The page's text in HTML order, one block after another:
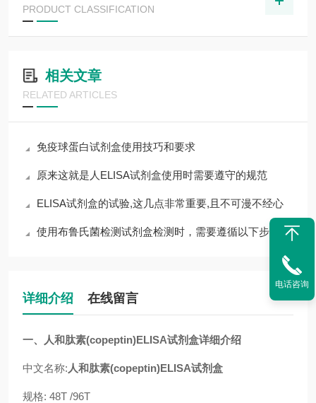
PRODUCT CLASSIFICATION
相关文章
RELATED ARTICLES
免疫球蛋白试剂盒使用技巧和要求
原来这就是人ELISA试剂盒使用时需要遵守的规范
ELISA试剂盒的试验,这几点非常重要,且不可漫不经心
使用布鲁氏菌检测试剂盒检测时，需要遵循以下步骤
详细介绍 在线留言
一、 人和肽素(copeptin)ELISA试剂盒详细介绍
中文名称: 人和肽素(copeptin)ELISA试剂盒
规格: 48T /96T
电话咨询